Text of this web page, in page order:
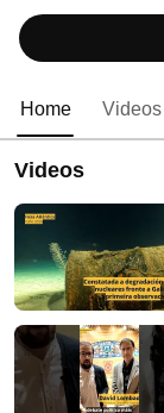
Home Videos
Videos